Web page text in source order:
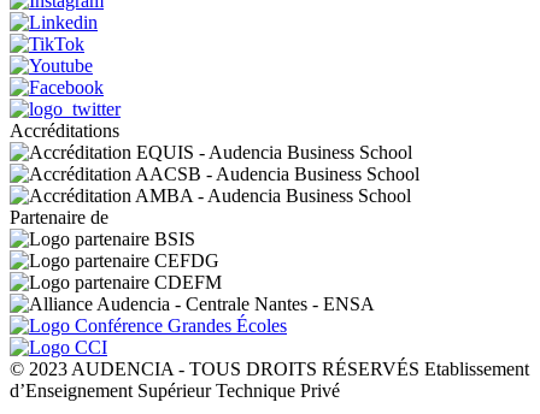
Accréditations
Partenaire de
© 2023 AUDENCIA - TOUS DROITS RÉSERVÉS Etablissement
d’Enseignement Supérieur Technique Privé